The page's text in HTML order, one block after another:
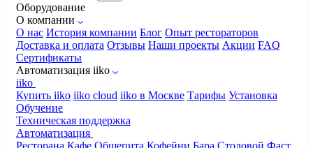
Оборудование
О компании
О нас История компании Блог Опыт рестораторов
Доставка и оплата Отзывы Наши проекты Акции FAQ
Сертификаты
Автоматизация iiko
iiko
Купить iiko iiko cloud iiko в Москве Тарифы Установка
Обучение
Техническая поддержка
Автоматизация
Ресторана Кафе Общепита Кофейни Бара Столовой Фаст